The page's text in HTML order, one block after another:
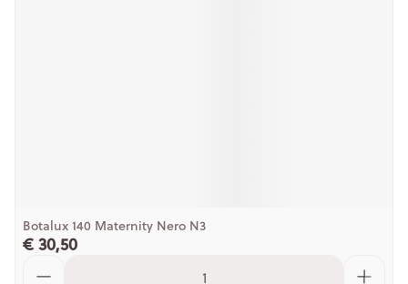
Botalux 140 Maternity Nero N3
€ 30,50